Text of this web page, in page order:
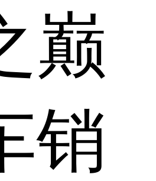
巅
销